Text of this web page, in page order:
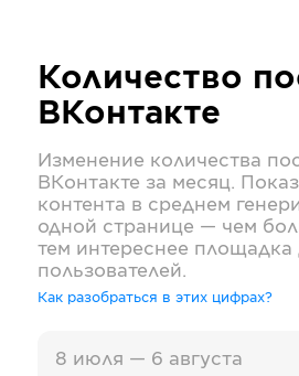
Количество
ВКонтакте
Изменение количества
ВКонтакте за месяц.
контента в среднем
одной странице — чем
тем интереснее площадка
пользователей.
Как разобраться в этих цифрах?
8 июля — 6 августа